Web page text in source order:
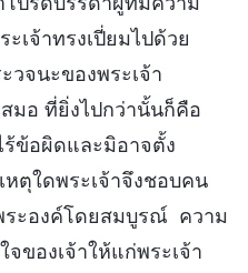
จ้าทรงเปี่ยมไปด้วย
จนะของพระเจ้า
สมอ ที่ยิ่งไปกว่านั้นก็คือ
ข้อผิดและมิอาจตั้ง
หตุใดพระเจ้าจึงชอบคน
ะองค์โดยสมบูรณ์ ความ
ของเจ้าให้แก่พระเจ้า